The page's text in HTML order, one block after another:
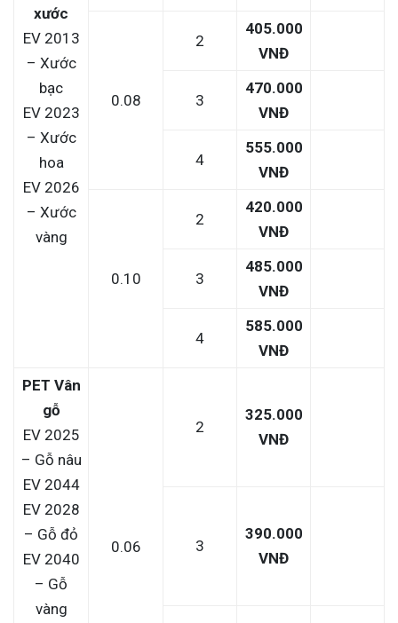
xước
EV 2013
– Xước
bạc
EV 2023
– Xước
hoa
EV 2026
– Xước
vàng
0.08
2
405.000
VNĐ
3
470.000
VNĐ
4
555.000
VNĐ
0.10
2
420.000
VNĐ
3
485.000
VNĐ
4
585.000
VNĐ
PET Vân
gỗ
EV 2025
– Gỗ nâu
EV 2044
EV 2028
– Gỗ đỏ
EV 2040
– Gỗ
vàng
0.06
2
325.000
VNĐ
3
390.000
VNĐ